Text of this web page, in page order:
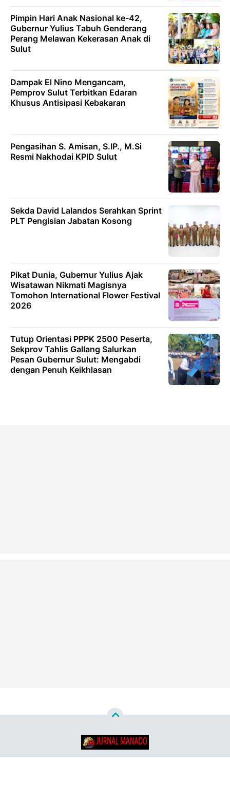
Pimpin Hari Anak Nasional ke-42,
Gubernur Yulius Tabuh Genderang
Perang Melawan Kekerasan Anak di
Sulut
Dampak El Nino Mengancam,
Pemprov Sulut Terbitkan Edaran
Khusus Antisipasi Kebakaran
Pengasihan S. Amisan, S.IP., M.Si
Resmi Nakhodai KPID Sulut
Sekda David Lalandos Serahkan Sprint
PLT Pengisian Jabatan Kosong
Pikat Dunia, Gubernur Yulius Ajak
Wisatawan Nikmati Magisnya
Tomohon International Flower Festival
2026
Tutup Orientasi PPPK 2500 Peserta,
Sekprov Tahlis Gallang Salurkan
Pesan Gubernur Sulut: Mengabdi
dengan Penuh Keikhlasan
Copyright ©2026Jurnal Manado - Santun & Terpercaya™